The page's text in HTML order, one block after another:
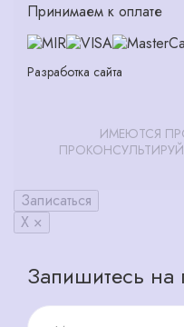
Принимаем к оплате
Разработка сайта
ИМЕЮТСЯ
Записаться
X ×
Запишитесь на